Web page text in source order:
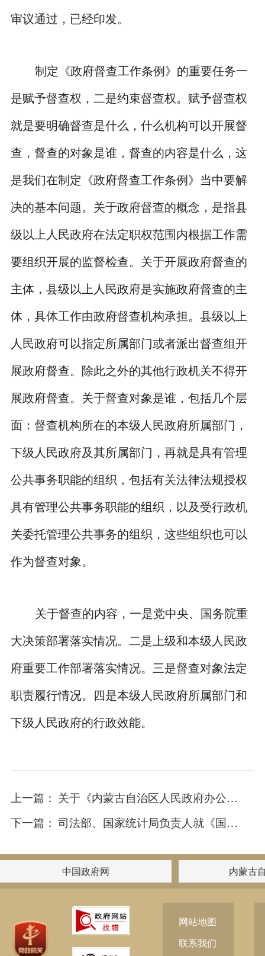
审议通过，已经印发。
制定《政府督查工作条例》的重要任务一
是赋予督查权，二是约束督查权。赋予督查权
就是要明确督查是什么，什么机构可以开展督
查，督查的对象是谁，督查的内容是什么，这
是我们在制定《政府督查工作条例》当中要解
决的基本问题。关于政府督查的概念，是指县
级以上人民政府在法定职权范围内根据工作需
要组织开展的监督检查。关于开展政府督查的
主体，县级以上人民政府是实施政府督查的主
体，具体工作由政府督查机构承担。县级以上
人民政府可以指定所属部门或者派出督查组开
展政府督查。除此之外的其他行政机关不得开
展政府督查。关于督查对象是谁，包括几个层
面：督查机构所在的本级人民政府所属部门，
下级人民政府及其所属部门，再就是具有管理
公共事务职能的组织，包括有关法律法规授权
具有管理公共事务职能的组织，以及受行政机
关委托管理公共事务的组织，这些组织也可以
作为督查对象。
关于督查的内容，一是党中央、国务院重
大决策部署落实情况。二是上级和本级人民政
府重要工作部署落实情况。三是督查对象法定
职责履行情况。四是本级人民政府所属部门和
下级人民政府的行政效能。
上一篇：
关于《内蒙古自治区人民政府办公厅关于加强推进基层统计工作的通知》的解读
下一篇：
司法部、国家统计局负责人就《国务院关于修改的决定》有关问题答记者问
中国政府网 内蒙古
网站地图
联系我们